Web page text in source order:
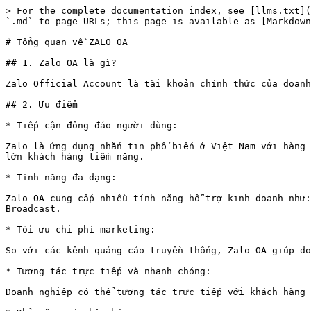
> For the complete documentation index, see [llms.txt](https://help-cdp.hub-js.com/llms.txt). Markdown versions of documentation pages are available by appending `.md` to page URLs; this page is available as [Markdown](https://help-cdp.hub-js.com/touchpoint/zalo-oa/tong-quan-ve-zalo-oa.md).

# Tổng quan về ZALO OA

## 1. Zalo OA là gì?

Zalo Official Account là tài khoản chính thức của doanh nghiệp trên nền tảng Zalo. Cung cấp giải pháp giúp doanh nghiệp kết nối và tương tác với người dùng Zalo.

## 2. Ưu điểm

* Tiếp cận đông đảo người dùng:

Zalo là ứng dụng nhắn tin phổ biến ở Việt Nam với hàng chục triệu người dùng. Do đó, việc sử dụng Zalo OA giúp doanh nghiệp dễ dàng tiếp cận và tương tác với lượng lớn khách hàng tiềm năng.

* Tính năng đa dạng:

Zalo OA cung cấp nhiều tính năng hỗ trợ kinh doanh như: gửi tin nhắn chăm sóc khách hàng, quảng bá sản phẩm/dịch vụ, tạo bài viết, tổ chức sự kiện, và gửi tin nhắn Broadcast.

* Tối ưu chi phí marketing:

So với các kênh quảng cáo truyền thống, Zalo OA giúp doanh nghiệp tiết kiệm chi phí trong việc tiếp cận khách hàng và thực hiện các chiến dịch marketing.

* Tương tác trực tiếp và nhanh chóng:

Doanh nghiệp có thể tương tác trực tiếp với khách hàng thông qua tính năng chat, giải đáp thắc mắc và hỗ trợ khách hàng nhanh chóng.

* Khả năng cá nhân hóa:

Zalo OA cho phép doanh nghiệp cá nhân hóa nội dung tin nhắn, giúp tăng sự gần gũi và tạo mối quan hệ tốt hơn với khách hàng.

* Hệ thống báo cáo chi tiết:

Zalo OA cung cấp các báo cáo chi tiết về lượt tiếp cận, tương tác, giúp doanh nghiệp dễ dàng theo dõi và đánh giá hiệu quả của các chiến dịch marketing.

* Tích hợp với các dịch vụ khác:

Zalo OA có thể tích hợp với các hệ thống CRM, ERP và các dịch vụ khác của doanh nghiệp, giúp quản lý thông tin khách hàng và quy trình kinh doanh hiệu quả hơn.

* Bảo mật và tin cậy:

Zalo có chính sách bảo mật nghiêm ngặt, đảm bảo an toàn cho dữ liệu khách hàng và thông tin doanh nghiệp.

Tận dụng tốt những ưu điểm này sẽ giúp doanh nghiệp nâng cao hiệu quả kinh doanh và tạo mối quan hệ bền vững với khách hàng.

## 3. Cách đăng ký Zalo OA

*Để tạo mới một tài khoản Zalo OA bạn đầu tiên bạn hãy thực hiện tạo mới Zalo OA sau đó tạo tài khoản Zalo OA trên hệ thống CDP.*

Sau đây là các hướng dẫn giúp bạn có thể tạo một Zalo OA hoàn chỉnh:

### 3.1. Tạo mới ZALO OA:

{% tabs %}
{% tab title="BƯỚC 1" %}

## <mark style="color:blue;">Đăng nhập</mark> <a href="#heading-h.c7ss3otu0ch3" id="heading-h.c7ss3otu0ch3"></a>

Đầu tiên, bạn cần truy cập vào đường link [*https://oa.zalo.me/manage/*](https://oa.zalo.me/manage/) để đăng nhập Zalo OA. Sau đó, click vào “**Tạo Official Account mới**”

<figure><img src="/files/0utWIydFILFz1FiwVhXC" alt=""><figcaption><p>Tạo Offical Account mới</p></figcaption></figure>
{% endtab %}

{% tab title="BƯỚC 2" %}

## <mark style="color:blue;">Chọn loại tài khoản OA</mark>  <a href="#heading-h.em2kwo9gm47q" id="heading-h.em2kwo9gm47q"></a>

Khi chọn loại tài khoản, bạn chọn vào **Doanh nghiệp.**

Màn hình chuyển sang nhập các thông tin chi tiết.

<figure><img src="/files/nVyvd9OBYOAhFya2hDAk" alt=""><figcaption><p>Chọn tài khoản Doanh Nghiệp</p></figcaption></figure>
{% endtab %}

{% tab title="BƯỚC 3" %}

## <mark style="color:blue;">Tạo tài khoản OA doanh nghiệp</mark> <a href="#heading-h.8x9h8obxh01t"